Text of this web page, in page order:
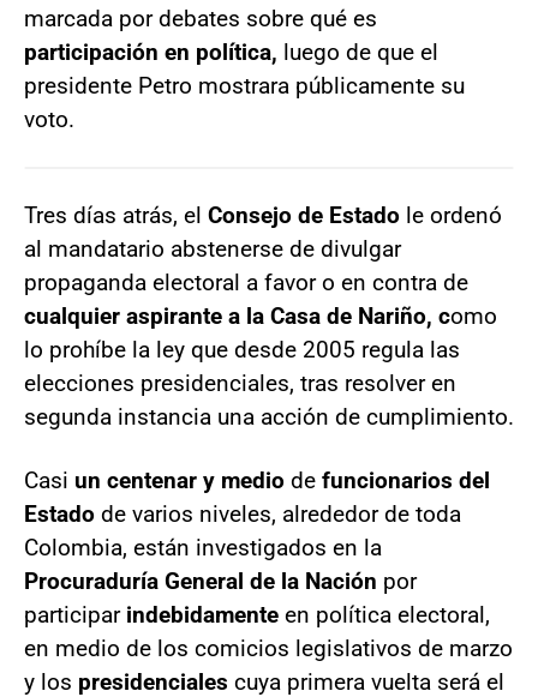
marcada por debates sobre qué es
participación en política, luego de que el
presidente Petro mostrara públicamente su
voto.
Tres días atrás, el Consejo de Estado le ordenó
al mandatario abstenerse de divulgar
propaganda electoral a favor o en contra de
cualquier aspirante a la Casa de Nariño, como
lo prohíbe la ley que desde 2005 regula las
elecciones presidenciales, tras resolver en
segunda instancia una acción de cumplimiento.
Casi un centenar y medio de funcionarios del
Estado de varios niveles, alrededor de toda
Colombia, están investigados en la
Procuraduría General de la Nación por
participar indebidamente en política electoral,
en medio de los comicios legislativos de marzo
y los presidenciales cuya primera vuelta será el